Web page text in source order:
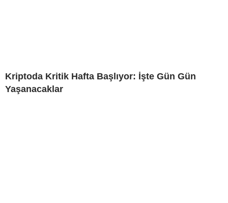
Kriptoda Kritik Hafta Başlıyor: İşte Gün Gün
Yaşanacaklar